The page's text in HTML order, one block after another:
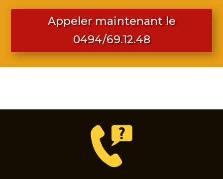
Appeler maintenant le
0494/69.12.48